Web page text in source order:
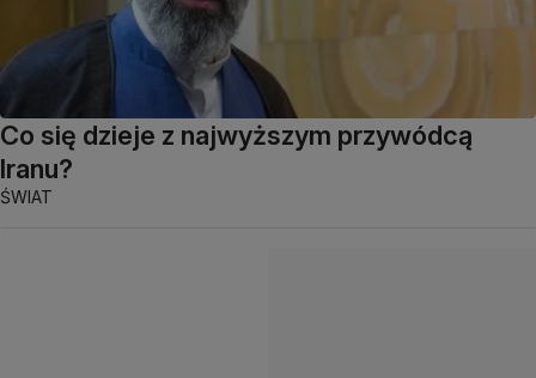
Co się dzieje z najwyższym przywódcą
Iranu?
ŚWIAT